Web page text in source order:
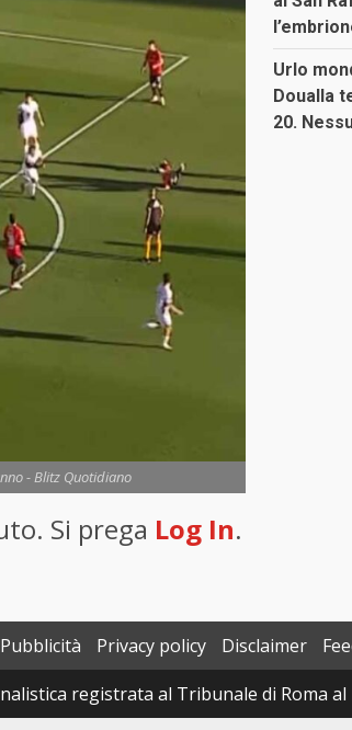
- Blitz Quotidiano
Si prega Log In.
Urlo
Doualla
20.
Pubblicità Privacy policy Disclaimer
registrata al Tribunale di Roma al